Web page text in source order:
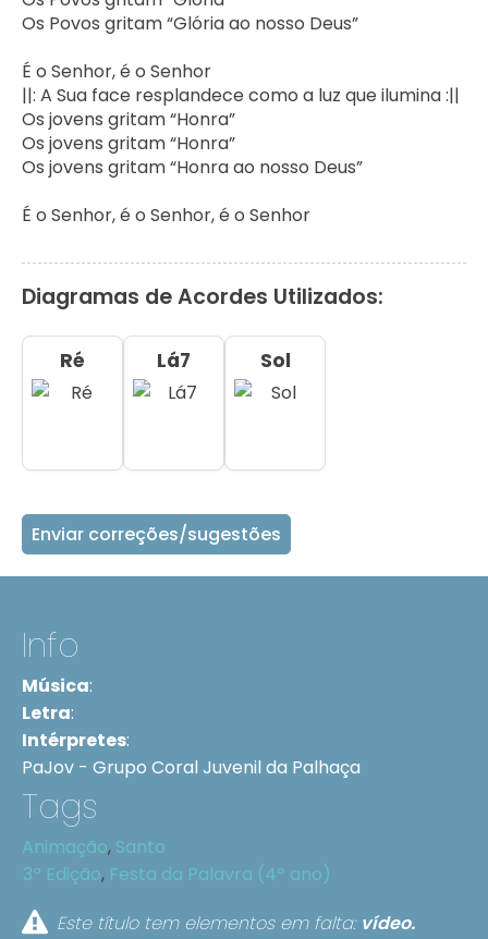
Os Povos gritam “Glória ao nosso Deus”
É o Senhor, é o Senhor
||: A Sua face resplandece como a luz que ilumina :||
Os jovens gritam “Honra”
Os jovens gritam “Honra”
Os jovens gritam “Honra ao nosso Deus”
É o Senhor, é o Senhor, é o Senhor
Diagramas de Acordes Utilizados:
Ré Lá7 Sol
Enviar correções/sugestões
Info
Música:
Letra:
Intérpretes:
PaJov - Grupo Coral Juvenil da Palhaça
Tags
Animação, Santo
3ª Edição, Festa da Palavra (4º ano)
Este título tem elementos em falta: vídeo.